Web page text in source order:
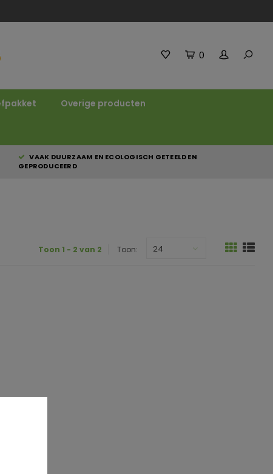
0
Overige producten
VAAK DUURZAAM EN ECOLOGISCH GETEELD EN
GEPRODUCEERD
Toon 1 - 2 van 2 Toon: 24